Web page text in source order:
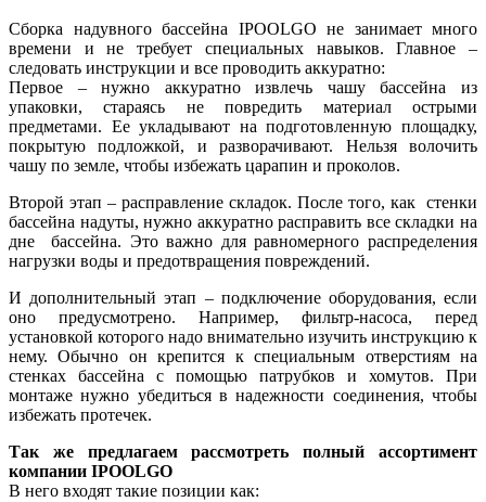
Сборка надувного бассейна IPOOLGO не занимает много
времени и не требует специальных навыков. Главное –
следовать инструкции и все проводить аккуратно:
Первое – нужно аккуратно извлечь чашу бассейна из
упаковки, стараясь не повредить материал острыми
предметами. Ее укладывают на подготовленную площадку,
покрытую подложкой, и разворачивают. Нельзя волочить
чашу по земле, чтобы избежать царапин и проколов.
Второй этап – расправление складок. После того, как стенки
бассейна надуты, нужно аккуратно расправить все складки на
дне бассейна. Это важно для равномерного распределения
нагрузки воды и предотвращения повреждений.
И дополнительный этап – подключение оборудования, если
оно предусмотрено. Например, фильтр-насоса, перед
установкой которого надо внимательно изучить инструкцию к
нему. Обычно он крепится к специальным отверстиям на
стенках бассейна с помощью патрубков и хомутов. При
монтаже нужно убедиться в надежности соединения, чтобы
избежать протечек.
Так же предлагаем рассмотреть полный ассортимент
компании IPOOLGO
В него входят такие позиции как: